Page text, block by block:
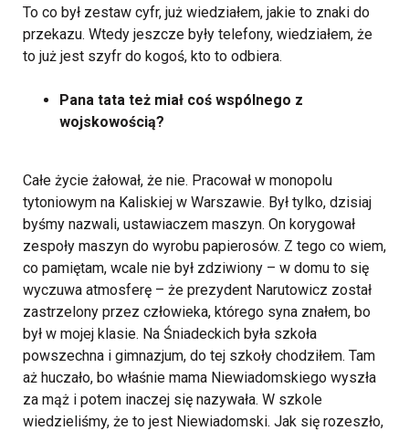
To co był zestaw cyfr, już wiedziałem, jakie to znaki do
przekazu. Wtedy jeszcze były telefony, wiedziałem, że
to już jest szyfr do kogoś, kto to odbiera.
Pana tata też miał coś wspólnego z
wojskowością?
Całe życie żałował, że nie. Pracował w monopolu
tytoniowym na Kaliskiej w Warszawie. Był tylko, dzisiaj
byśmy nazwali, ustawiaczem maszyn. On korygował
zespoły maszyn do wyrobu papierosów. Z tego co wiem,
co pamiętam, wcale nie był zdziwiony – w domu to się
wyczuwa atmosferę – że prezydent Narutowicz został
zastrzelony przez człowieka, którego syna znałem, bo
był w mojej klasie. Na Śniadeckich była szkoła
powszechna i gimnazjum, do tej szkoły chodziłem. Tam
aż huczało, bo właśnie mama Niewiadomskiego wyszła
za mąż i potem inaczej się nazywała. W szkole
wiedzieliśmy, że to jest Niewiadomski. Jak się rozeszło,